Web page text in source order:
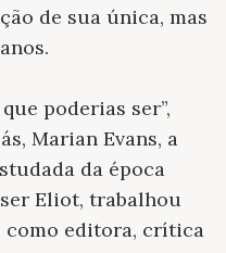
de sua única, mas
poderias ser”,
Marian Evans, a
da época
Eliot, trabalhou
como editora, crítica